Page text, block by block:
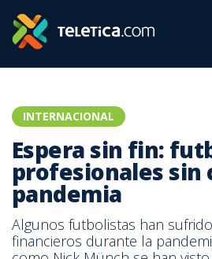
INTERNACIONAL
Espera sin fin:
profesionales sin
pandemia
Algunos futbolistas han
financieros durante la